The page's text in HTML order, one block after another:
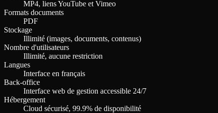
MP4, liens YouTube et Vimeo
Formats documents
PDF
Stockage
Illimité (images, documents, contenus)
Nombre d'utilisateurs
Illimité, aucune restriction
Langues
Interface en français
Back-office
Interface web de gestion accessible 24/7
Hébergement
Cloud sécurisé, 99.9% de disponibilité